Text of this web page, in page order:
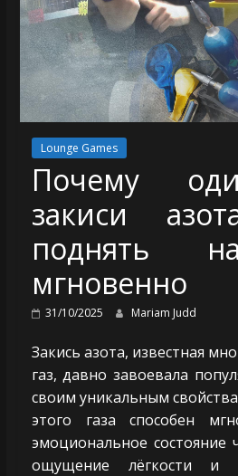
Lounge Games
Почему
закиси
поднять
мгновенно
31/10/2025 Mariam Judd
Закись азота, известная
газ, давно завоевала
своим уникальным
этого газа способен
эмоциональное состояние
ощущение лёгкости и